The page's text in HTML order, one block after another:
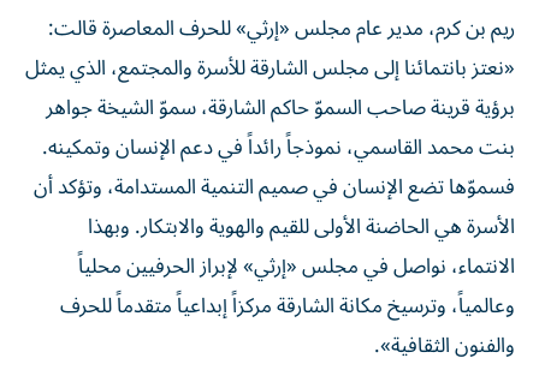
ريم بن كرم، مدير عام مجلس «إرثي» للحرف المعاصرة قالت:
«نعتز بانتمائنا إلى مجلس الشارقة للأسرة والمجتمع، الذي يمثل
برؤية قرينة صاحب السموّ حاكم الشارقة، سموّ الشيخة جواهر
بنت محمد القاسمي، نموذجاً رائداً في دعم الإنسان وتمكينه.
فسموّها تضع الإنسان في صميم التنمية المستدامة، وتؤكد أن
الأسرة هي الحاضنة الأولى للقيم والهوية والابتكار. وبهذا
الانتماء، نواصل في مجلس «إرثي» لإبراز الحرفيين محلياً
وعالمياً، وترسيخ مكانة الشارقة مركزاً إبداعياً متقدماً للحرف
والفنون الثقافية».